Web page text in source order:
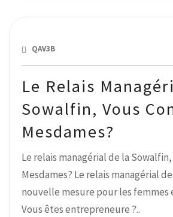
Le Relais
Sowalfin, Vous
Mesdames?
QAV3B
Le relais managérial de la
Mesdames? Le relais managérial
nouvelle mesure pour les femmes
Vous êtes entrepreneure ?..